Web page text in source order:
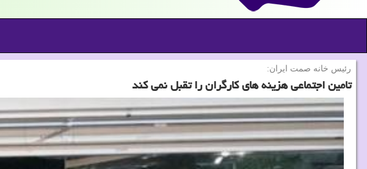
رئیس خانه صمت ایران:
تامین اجتماعی هزینه های کارگران را تقبل نمی کند